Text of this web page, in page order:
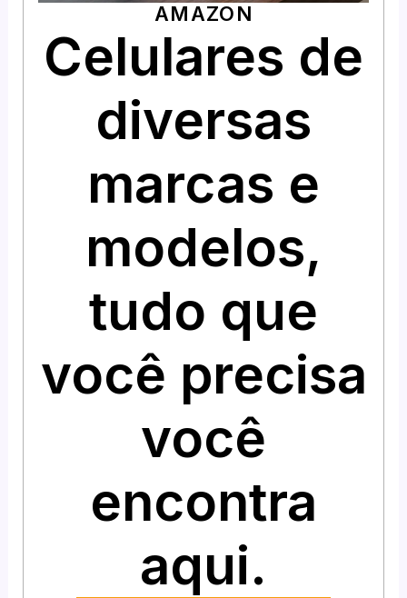
AMAZON
Celulares de
diversas
marcas e
modelos,
tudo que
você precisa
você
encontra
aqui.